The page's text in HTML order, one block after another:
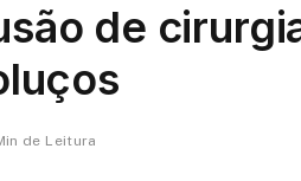
de
de Leitura